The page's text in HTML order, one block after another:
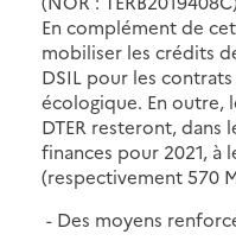
En complément de
mobiliser les crédits
DSIL pour les
écologique. En outre,
DTER resteront,
finances pour 2021, à
(respectivement 570
- Des moyens